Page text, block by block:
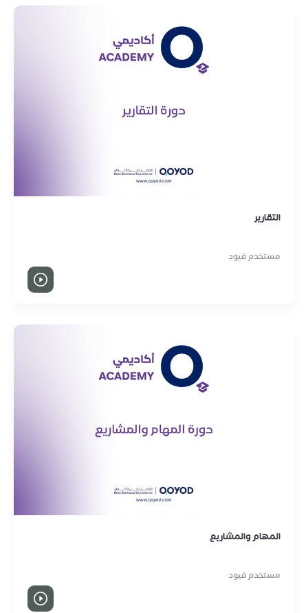
التقارير
مستخدم قيود
المهام والمشاريع
مستخدم قيود